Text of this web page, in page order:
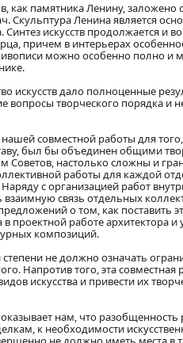
как памятника Ленину, заложено
Скульптура Ленина является
искусств продолжается и
причем в интерьерах
можно особенно полно и
искусств дало полноценные
вопросы творческого порядка и
совместной работы для
был бы объединен общими
Советов, настолько сложны и
работы для каждой
с организацией работ
взаимную связь отдельных
о том, как поставить
проектной работе архитектора и
композиций.
степени не должно означать
Напротив того, эта
искусства и привести их
нам, что
к необходимости